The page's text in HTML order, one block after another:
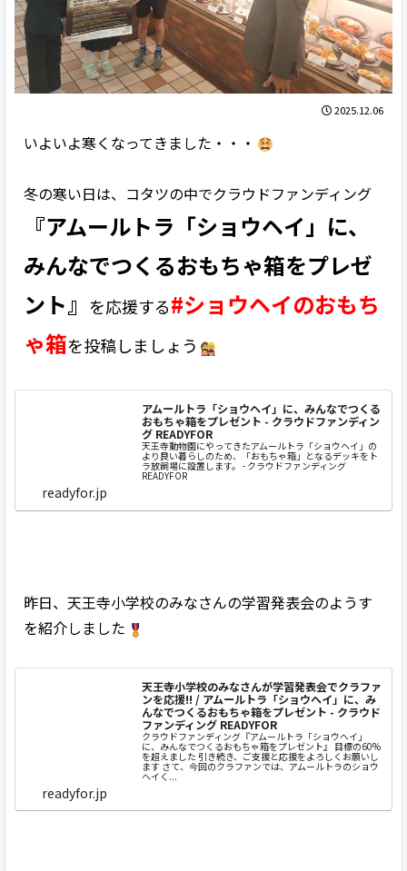
2025.12.06
いよいよ寒くなってきました・・・
冬の寒い日は、コタツの中でクラウドファンディング
『アムールトラ「ショウヘイ」に、
みんなでつくるおもちゃ箱をプレゼ
ント』 を応援する#ショウヘイのおもち
ゃ箱を投稿しましょう
アムールトラ「ショウヘイ」に、みんなでつくる
おもちゃ箱をプレゼント - クラウドファンディン
グ READYFOR
天王寺動物園にやってきたアムールトラ「ショウヘイ」の
より良い暮らしのため、「おもちゃ箱」となるデッキをト
ラ放飼場に設置します。 - クラウドファンディング
READYFOR
readyfor.jp
昨日、天王寺小学校のみなさんの学習発表会のようす
を紹介しました
天王寺小学校のみなさんが学習発表会でクラファ
ンを応援!! / アムールトラ「ショウヘイ」に、み
んなでつくるおもちゃ箱をプレゼント - クラウド
ファンディング READYFOR
クラウドファンディング『アムールトラ「ショウヘイ」
に、みんなでつくるおもちゃ箱をプレゼント』 目標の60%
を超えました 引き続き、ご支援と応援をよろしくお願いし
ます さて、今回のクラファンでは、アムールトラのショウ
ヘイく...
readyfor.jp